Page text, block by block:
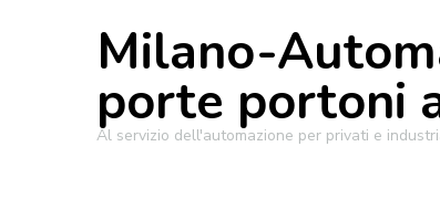
Milano-
porte portoni
Al servizio dell'automazione per privati e